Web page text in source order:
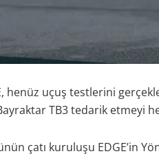
henüz uçuş testlerini
TB3 tedarik etmeyi
çatı kuruluşu EDGE’in